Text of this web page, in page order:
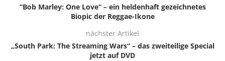
“Bob Marley: One Love” – ein heldenhaft gezeichnetes
Biopic der Reggae-Ikone
nächster Artikel
„South Park: The Streaming Wars“ – das zweiteilige Special
jetzt auf DVD